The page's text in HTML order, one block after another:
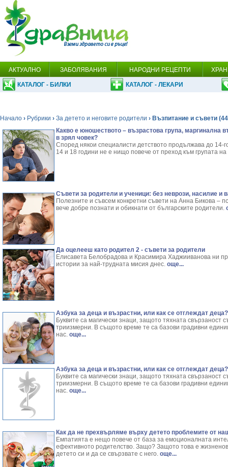
АКТУАЛНО ЗАБОЛЯВАНИЯ НАРОДНИ РЕЦЕПТИ
КАТАЛОГ - БИЛКИ КАТАЛОГ - ЛЕКАРИ
Начало › Рубрики › За детето и неговите родители › Възпитание и съвети
Какво е юношеството – възрастова група, маргинална
в зрял човек?
Според някои специалисти детството продължава до
14 и 18 години не е нищо повече от преход към групата на
Съвети за родители и ученици: без неврози, насилие и
Полезните и съвсем конкретни съвети на Анна Бикова –
вече добре познати и обикнати от българските родители.
Да оцелееш като родител 2 - съвети за родители
Елисавета Белобрадова и Красимира Хаджииванова ни
истории за най-трудната мисия днес. още...
Азбука за деца и възрастни, или как се отглеждат деца?
Буквите са магически знаци, защото тяхната свързаност
триизмерни. В същото време те са базови градивни
нас. още...
Азбука за деца и възрастни, или как се отглеждат деца?
Буквите са магически знаци, защото тяхната свързаност
триизмерни. В същото време те са базови градивни
нас. още...
Как да не прехвърляме върху детето проблемите от
Емпатията е нещо повече от база за емоционалната
ефективното родителство. Защо? Защото това е
детето си и да се свързвате с него. още...